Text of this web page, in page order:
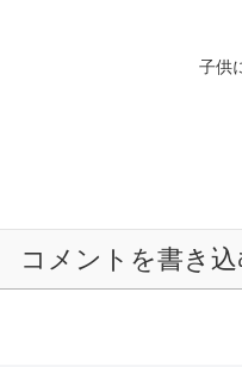
子供
コメントを書き込